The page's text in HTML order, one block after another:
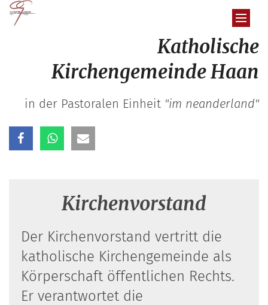
Zum Inhalt springen
Katholische
Kirchengemeinde Haan
in der Pastoralen Einheit "im neanderland"
Kirchenvorstand
Der Kirchenvorstand vertritt die
katholische Kirchengemeinde als
Körperschaft öffentlichen Rechts.
Er verantwortet die